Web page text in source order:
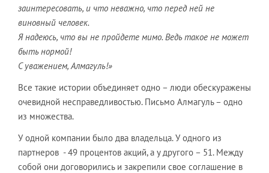
заинтересовать, и что неважно, что перед ней не
виновный человек.
Я надеюсь, что вы не пройдете мимо. Ведь такое не может
быть нормой!
С уважением, Алмагуль!»
Все такие истории объединяет одно – люди обескуражены
очевидной несправедливостью. Письмо Алмагуль – одно
из множества.
У одной компании было два владельца. У одного из
партнеров - 49 процентов акций, а у другого – 51. Между
собой они договорились и закрепили свое соглашение в